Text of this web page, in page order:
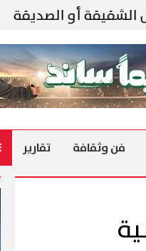
أو الصديقة
فن وثقافة تقارير